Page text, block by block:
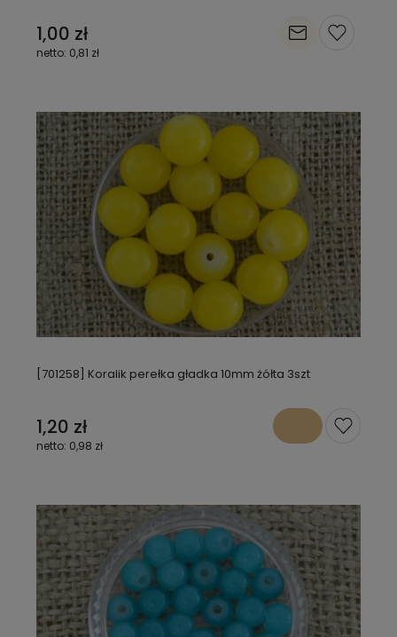
1,00 zł
0,81 zł
[701258] Koralik perełka gładka 10mm żółta 3szt
1,20 zł
0,98 zł